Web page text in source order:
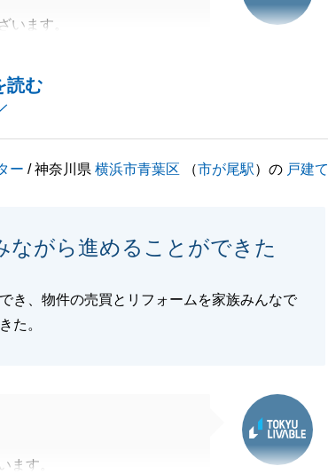
読む
います。
けください。
ー / 神奈川県横浜市青葉区 （市が尾駅）の 戸建て
ながら進めることができた
き、物件の売買とリフォームを家族みんなで
た。
ます。